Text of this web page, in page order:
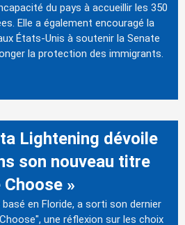
du pays à accueillir les 350
Elle a également encouragé la
États-Unis à soutenir la Senate
la protection des immigrants.
Lightening dévoile
son nouveau titre
Choose »
en Floride, a sorti son dernier
une réflexion sur les choix